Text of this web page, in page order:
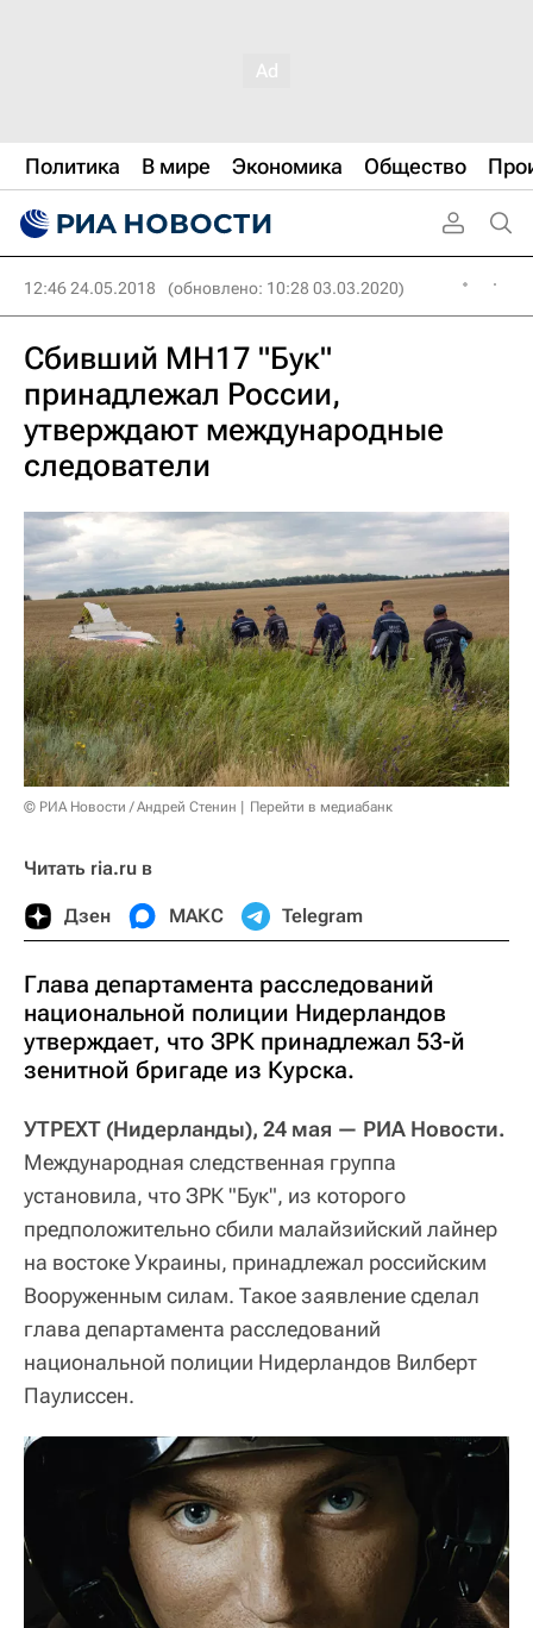
Политика В мире Экономика Общество
12:46 24.05.2018 (обновлено: 10:28 03.03.2020)
Сбивший МН17 "Бук"
принадлежал России,
утверждают международные
следователи
© РИА Новости / Андрей Стенин Перейти в медиабанк
Читать ria.ru в
Дзен МАКС Telegram
Глава департамента расследований
национальной полиции Нидерландов
утверждает, что ЗРК принадлежал 53-й
зенитной бригаде из Курска.
УТРЕХТ (Нидерланды), 24 мая — РИА Новости.
Международная следственная группа
установила, что ЗРК "Бук", из которого
предположительно сбили малайзийский лайнер
на востоке Украины, принадлежал российским
Вооруженным силам. Такое заявление сделал
глава департамента расследований
национальной полиции Нидерландов Вилберт
Паулиссен.